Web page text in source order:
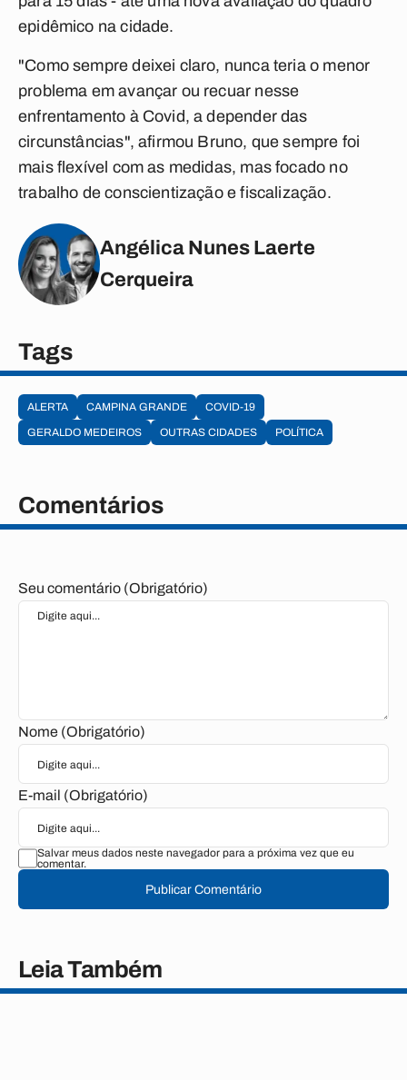
epidêmico na cidade.
"Como sempre deixei claro, nunca teria o menor
problema em avançar ou recuar nesse
enfrentamento à Covid, a depender das
circunstâncias", afirmou Bruno, que sempre foi
mais flexível com as medidas, mas focado no
trabalho de conscientização e fiscalização.
Angélica Nunes Laerte
Cerqueira
Tags
ALERTA CAMPINA GRANDE
COVID-19
GERALDO MEDEIROS
OUTRAS CIDADES POLÍTICA
Comentários
Seu comentário (Obrigatório)
Nome (Obrigatório)
E-mail (Obrigatório)
Salvar meus dados neste navegador para a próxima vez que eu
comentar.
Publicar Comentário
Leia Também